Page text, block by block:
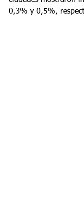
0,3% y 0,5%,